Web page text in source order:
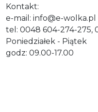
Kontakt:
e-mail: info@e-wolka.pl
tel: 0048 604-274-275,
Poniedziałek - Piątek
godz: 09.00-17.00